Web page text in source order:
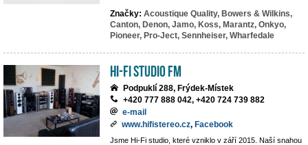
Značky: Acoustique Quality, Bowers & Wilkins,
Canton, Denon, Jamo, Koss, Marantz, Onkyo,
Pioneer, Pro-Ject, Sennheiser, Wharfedale
Hi-Fi Studio FM
Podpuklí 288, Frýdek-Místek
+420 777 888 042, +420 724 739 882
e-mail
www.hifistereo.cz, Facebook
Jsme Hi-Fi studio, které vzniklo v září 2015. Naší snahou